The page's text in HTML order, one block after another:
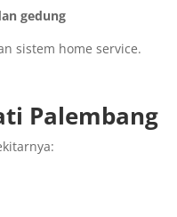
gedung
sistem home service.
Palembang